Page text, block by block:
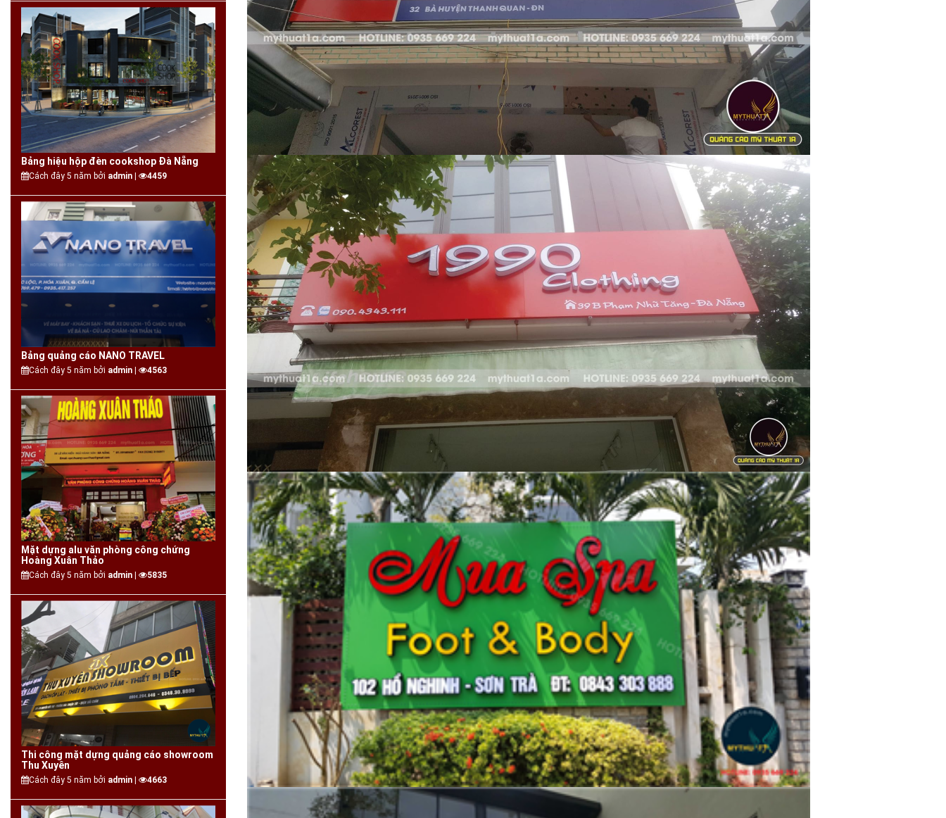
Bảng hiệu hộp đèn cookshop Đà Nẵng
Cách đây 5 năm bởi admin | 4459
Bảng quảng cáo NANO TRAVEL
Cách đây 5 năm bởi admin | 4563
Mặt dựng alu văn phòng công chứng
Hoàng Xuân Thảo
Cách đây 5 năm bởi admin | 5835
Thi công mặt dựng quảng cáo showroom
Thu Xuyên
Cách đây 5 năm bởi admin | 4663